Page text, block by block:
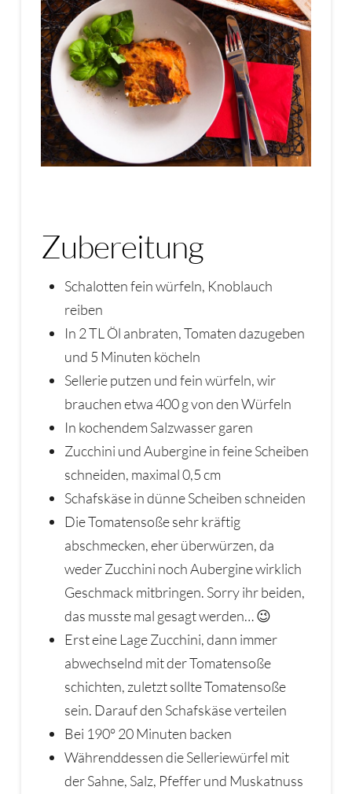
Zubereitung
Schalotten fein würfeln, Knoblauch
reiben
In 2 TL Öl anbraten, Tomaten dazugeben
und 5 Minuten köcheln
Sellerie putzen und fein würfeln, wir
brauchen etwa 400 g von den Würfeln
In kochendem Salzwasser garen
Zucchini und Aubergine in feine Scheiben
schneiden, maximal 0,5 cm
Schafskäse in dünne Scheiben schneiden
Die Tomatensoße sehr kräftig
abschmecken, eher überwürzen, da
weder Zucchini noch Aubergine wirklich
Geschmack mitbringen. Sorry ihr beiden,
das musste mal gesagt werden… 😉
Erst eine Lage Zucchini, dann immer
abwechselnd mit der Tomatensoße
schichten, zuletzt sollte Tomatensoße
sein. Darauf den Schafskäse verteilen
Bei 190° 20 Minuten backen
Währenddessen die Selleriewürfel mit
der Sahne, Salz, Pfeffer und Muskatnuss